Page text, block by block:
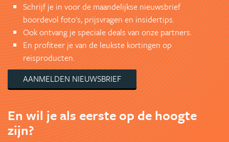
Schrijf je in voor de maandelijkse nieuwsbrief
boordevol foto's, prijsvragen en insidertips.
Ook ontvang je speciale deals van onze partners.
En profiteer je van de leukste kortingen op
reisproducten.
AANMELDEN NIEUWSBRIEF
En wil je als eerste op de hoogte
zijn?